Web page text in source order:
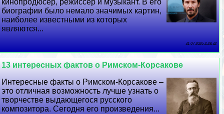
кинопродюсер, режиссер и музыкант. В его
биографии было немало значимых картин,
наиболее известными из которых
являются...
31 07 2026 2:28:32
13 интересных фактов о Римском-Корсакове
Интересные факты о Римском-Корсакове –
это отличная возможность лучше узнать о
творчестве выдающегося русского
композитора. Сегодня его произведения...